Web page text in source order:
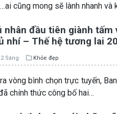
cũng mong sẽ lành nhanh và
nhân đầu tiên giành tấm
nhí – Thế hệ tương lai
Sáng Khỏe đẹp
vòng bình chọn trực tuyến,
chính thức công bố hai…